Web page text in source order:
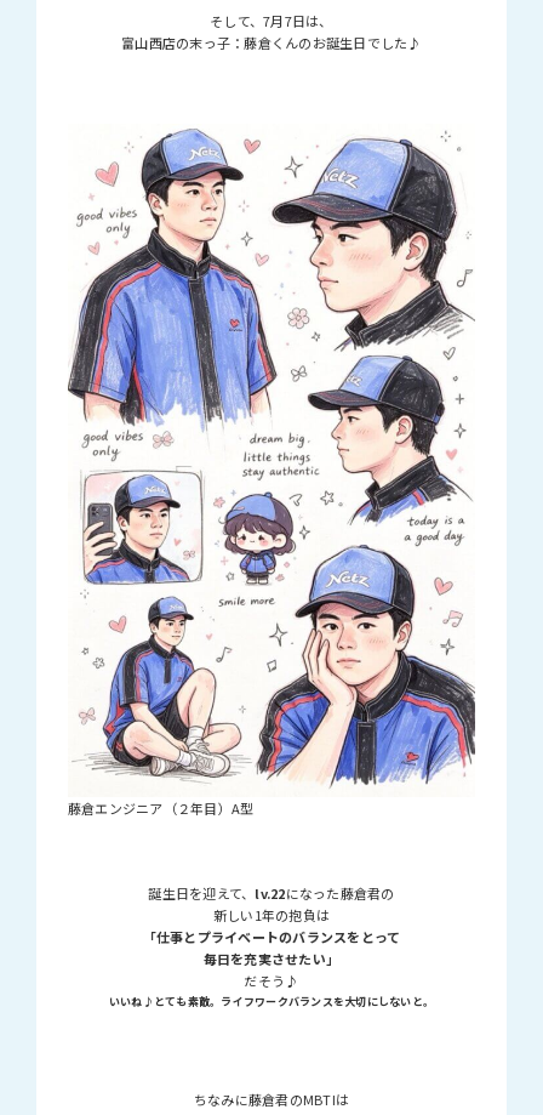
そして、7月7日は、
富山西店の末っ子：藤倉くんのお誕生日でした♪
藤倉エンジニア（２年目）A型
誕生日を迎えて、 lv.22になった藤倉君の
新しい1年の抱負は
「仕事とプライベートのバランスをとって
毎日を充実させたい」
だそう♪
いいね♪とても素敵。ライフワークバランスを大切にしないと。
ちなみに藤倉君のMBTIは